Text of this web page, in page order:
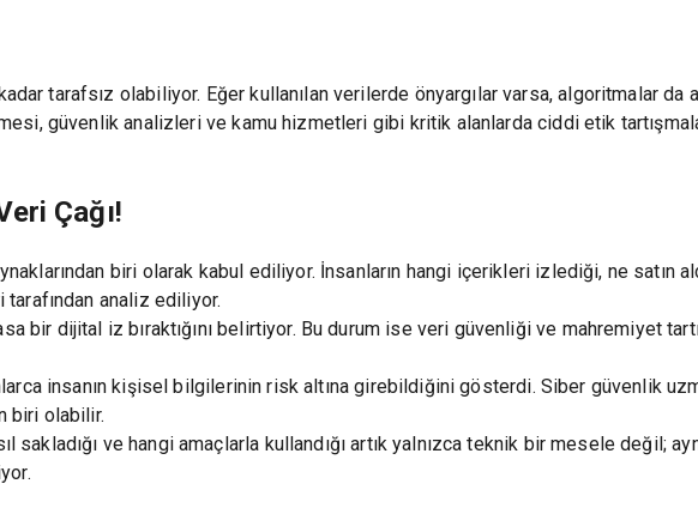
tarafsız olabiliyor. Eğer kullanılan verilerde önyargılar varsa, algoritmalar da
güvenlik analizleri ve kamu hizmetleri gibi kritik alanlarda ciddi etik
Çağı!
biri olarak kabul ediliyor. İnsanların hangi içerikleri izlediği, ne satın
analiz ediliyor.
bir dijital iz bıraktığını belirtiyor. Bu durum ise veri güvenliği ve mahremiyet
insanın kişisel bilgilerinin risk altına girebildiğini gösterdi. Siber güvenlik
biri olabilir.
sakladığı ve hangi amaçlarla kullandığı artık yalnızca teknik bir mesele değil;